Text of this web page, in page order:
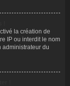
la création de
IP ou interdit le nom
administrateur du